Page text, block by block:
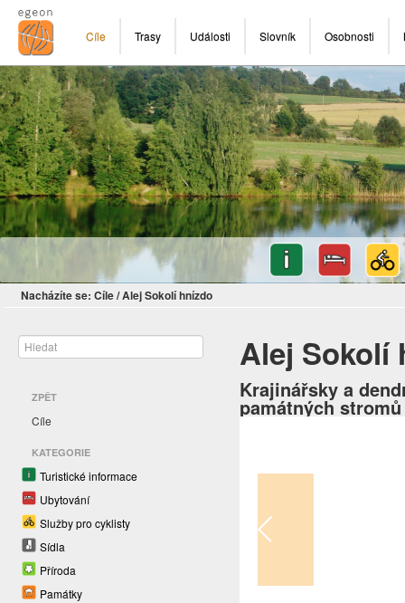
Cíle Trasy Události Slovník Osobnosti
Nacházíte se: Cíle/Alej Sokolí hnízdo
ZPĚT
Cíle
KATEGORIE
Turistické informace
Ubytování
Služby pro cyklisty
Sídla
Příroda
Památky
Alej Sokolí
Krajinářsky a
památných